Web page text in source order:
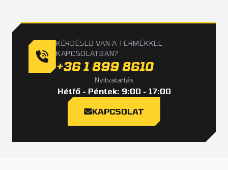
KÉRDÉSED VAN A TERMÉKKEL
KAPCSOLATBAN?
+36 1 899 8610
Nyitvatartás
Hétfő - Péntek: 9:00 - 17:00
KAPCSOLAT